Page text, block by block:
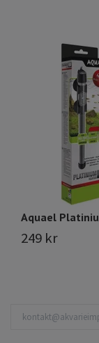
Aquael
249 kr